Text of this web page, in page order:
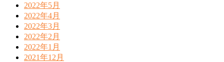
2022年5月
2022年4月
2022年3月
2022年2月
2022年1月
2021年12月